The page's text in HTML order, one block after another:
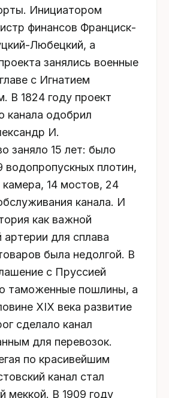
Инициатором
финансов Франциск-
Любецкий, а
занялись военные
с Игнатием
В 1824 году проект
канала одобрил
И.
заняло 15 лет: было
плотин,
14 мостов, 24
канала. И
как важной
артерии для сплава
была недолгой. В
с Пруссией
таможенные пошлины, а
ХIХ века развитие
сделало канал
для перевозок.
по красивейшим
канал стал
меккой. В 1909 году